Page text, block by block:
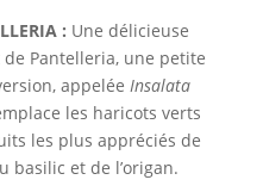
: Une délicieuse
Pantelleria, une petite
appelée Insalata
les haricots verts
les plus appréciés de
basilic et de l’origan.